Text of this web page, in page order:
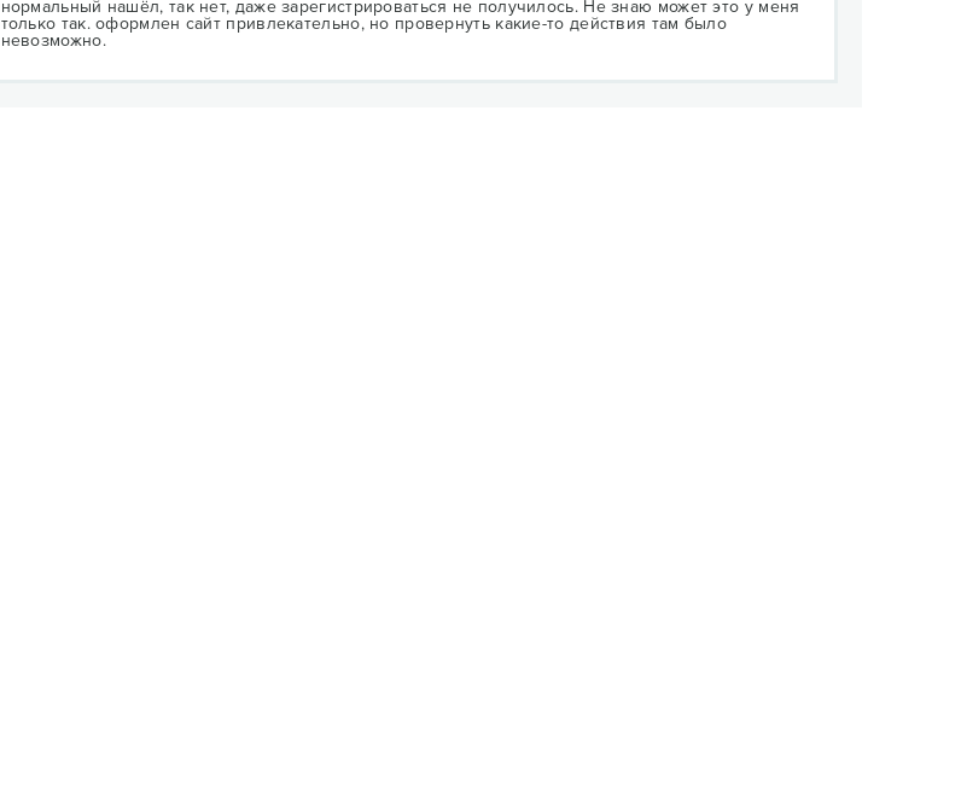
нормальный нашёл, так нет, даже зарегистрироваться не получилось. Не знаю может это у меня
только так. оформлен сайт привлекательно, но провернуть какие-то действия там было
невозможно.